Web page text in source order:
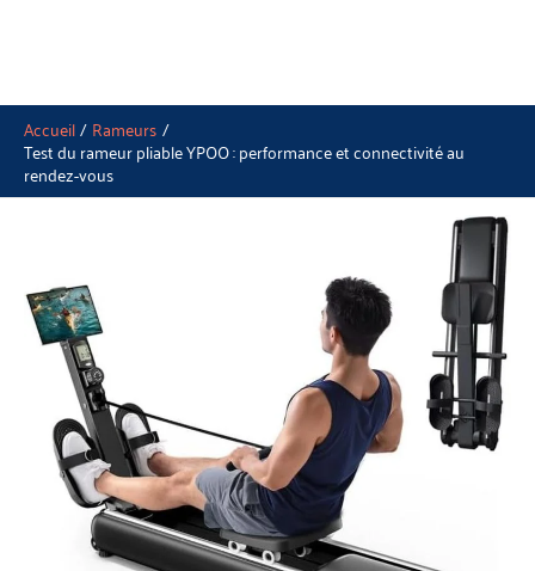
Accueil Rameurs
Test du rameur pliable YPOO : performance et connectivité au
rendez-vous